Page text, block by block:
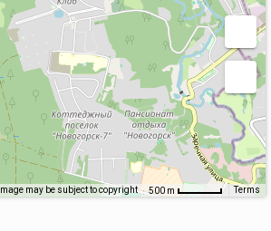
Image may be subject to copyright 500 m Terms